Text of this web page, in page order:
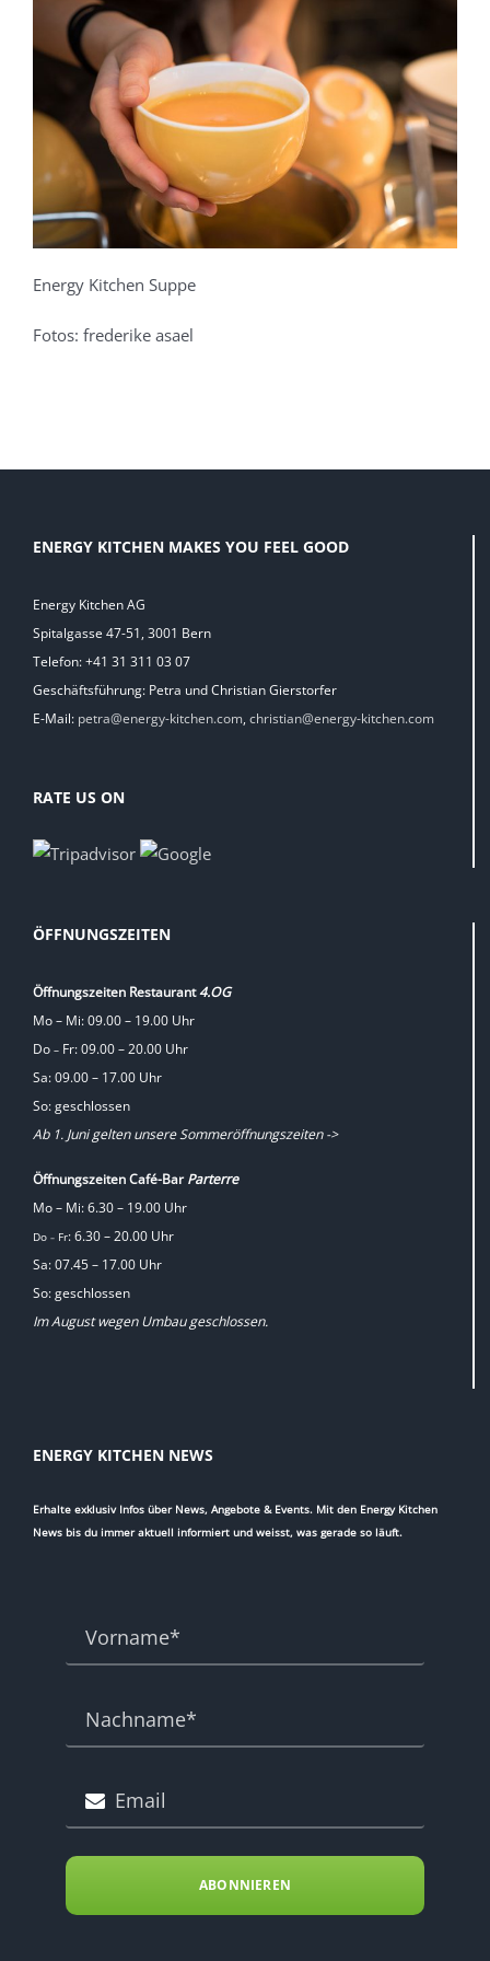
Energy Kitchen Suppe
Fotos: frederike asael
ENERGY KITCHEN MAKES YOU FEEL GOOD
Energy Kitchen AG
Spitalgasse 47-51, 3001 Bern
Telefon: +41 31 311 03 07
Geschäftsführung: Petra und Christian Gierstorfer
E-Mail: petra@energy-kitchen.com, christian@energy-kitchen.com
RATE US ON
ÖFFNUNGSZEITEN
Öffnungszeiten Restaurant4.OG
Mo – Mi: 09.00 – 19.00 Uhr
Do – Fr: 09.00 – 20.00 Uhr
Sa: 09.00 – 17.00 Uhr
So: geschlossen
Ab 1. Juni gelten unsere Sommeröffnungszeiten ->
Öffnungszeiten Café-BarParterre
Mo – Mi: 6.30 – 19.00 Uhr
Do – Fr: 6.30 – 20.00 Uhr
Sa: 07.45 – 17.00 Uhr
So: geschlossen
Im August wegen Umbau geschlossen.
ENERGY KITCHEN NEWS
Erhalte exklusiv Infos über News, Angebote & Events. Mit den Energy Kitchen
News bis du immer aktuell informiert und weisst, was gerade so läuft.
ABONNIEREN